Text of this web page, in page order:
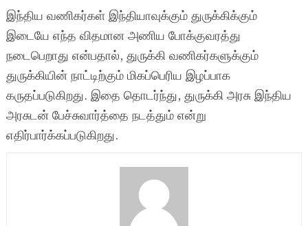
இந்திய வணிகர்கள் இந்தியாவுக்கும் துருக்கிக்கும்
இடையே எந்த விதமான அணிய போக்குவரத்து
நடைபெறாது என்பதால், துருக்கி வணிகர்களுக்கும்
துருக்கியின் நாட்டிற்கும் மிகப்பெரிய இழப்பாக
கருதப்படுகிறது. இதை தொடர்ந்து, துருக்கி அரசு இந்திய
அரசுடன் பேச்சுவார்த்தை நடத்தும் என்று
எதிர்பார்க்கப்படுகிறது.